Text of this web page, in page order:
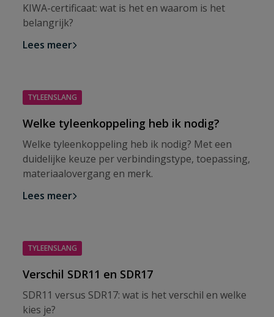
KIWA-certificaat: wat is het en waarom is het
belangrijk?
Lees meer
TYLEENSLANG
Welke tyleenkoppeling heb ik nodig?
Welke tyleenkoppeling heb ik nodig? Met een
duidelijke keuze per verbindingstype, toepassing,
materiaalovergang en merk.
Lees meer
TYLEENSLANG
Verschil SDR11 en SDR17
SDR11 versus SDR17: wat is het verschil en welke
kies je?